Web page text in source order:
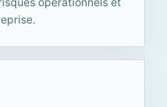
opérationnels et